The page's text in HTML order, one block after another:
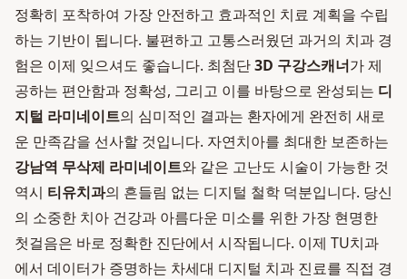
정확히 포착하여 가장 안전하고 효과적인 치료 계획을 수립
하는 기반이 됩니다. 불편하고 고통스러웠던 과거의 치과 경
험은 이제 잊으셔도 좋습니다. 최첨단3D 구강스캐너가 제
공하는 편안함과 정확성, 그리고 이를 바탕으로 완성되는 디
지털 라미네이트의 심미적인 결과는 환자에게 완전히 새로
운 만족감을 선사할 것입니다. 자연치아를 최대한 보존하는
강남역 무삭제 라미네이트와 같은 고난도 시술이 가능한 것
역시 티유치과의 흔들림 없는 디지털 철학 덕분입니다. 당신
의 소중한 치아 건강과 아름다운 미소를 위한 가장 현명한
첫걸음은 바로 정확한 진단에서 시작됩니다. 이제 TU치과
에서 데이터가 증명하는 차세대 디지털 치과 진료를 직접 경